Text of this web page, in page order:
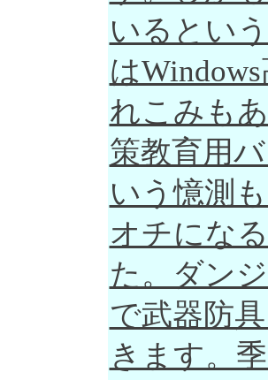
いるとい
は
れこみも
策教育用
いう憶測
オチにな
た。ダン
で武器防
きます。